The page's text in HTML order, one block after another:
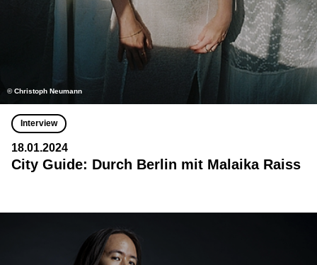
© Christoph Neumann
Interview
18.01.2024
City Guide: Durch Berlin mit Malaika Raiss